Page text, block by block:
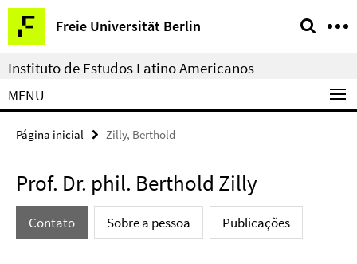
Springe
direkt
zu
Inhalt
Freie Universität Berlin
Serviço
de
navegação
Instituto de Estudos Latino Americanos
MENU
Página inicial Zilly, Berthold
Prof. Dr. phil. Berthold Zilly
Contato Sobre a pessoa Publicações